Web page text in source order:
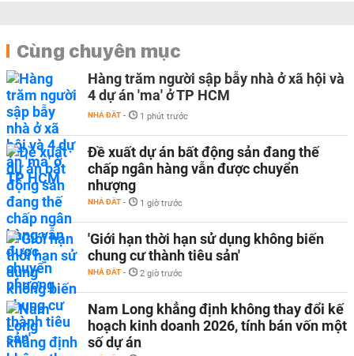
Cùng chuyên mục
Hàng trăm người sập bẫy nhà ở xã hội và
4 dự án 'ma' ở TP HCM
NHÀ ĐẤT - 1 phút trước
Đề xuất dự án bất động sản đang thế
chấp ngân hàng vẫn được chuyển
nhượng
NHÀ ĐẤT - 1 giờ trước
'Giới hạn thời hạn sử dụng không biến
chung cư thành tiêu sản'
NHÀ ĐẤT - 2 giờ trước
Nam Long khẳng định không thay đổi kế
hoạch kinh doanh 2026, tính bán vốn một
số dự án